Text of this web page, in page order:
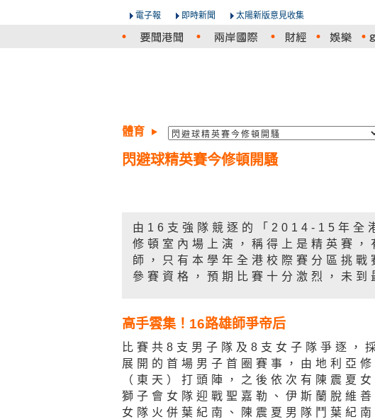
電子報 即時新聞 太陽新版意見收集
體育
閃避球精英賽今修頓開騷
由16支強隊競逐的「2014-15年全
修頓室內場上演，稱得上是精英賽，
師，只有本學年全港校際賽分區挑
參賽資格，預期比賽十分激烈，未到
高手雲集！16路雄師爭帝后
比賽共8支男子隊及8支女子隊爭逐，
展開的首場男子首圈賽事，由地利亞
（東天）打頭陣，之後依次有陳震夏
獅子會女隊迎戰聖嘉勒、伊斯蘭脫維
女隊火併葉紀南、陳震夏男隊鬥葉紀